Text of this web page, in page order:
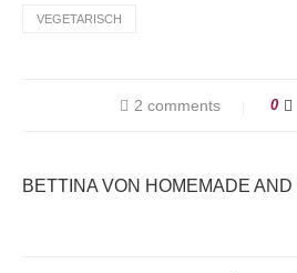
VEGETARISCH
2 comments 0
BETTINA VON HOMEMADE